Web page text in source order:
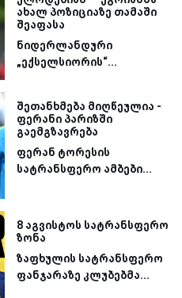
ახალ პოზიციაზე თამაში
შეაფასა
ნიდერლანდური
„ექსელსიორის“...
შეთანხმება მიღწეულია -
ფერანი პარიზში
გაემგზავრება
ფერან ტორესის
სატრანსფერო ამბები...
8 აგვისტოს სატრანსფერო
ზონა
ზაფხულის სატრანსფერო
ფანჯარაზე კლუბებმა...